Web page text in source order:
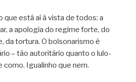
que está aí à vista de todos: a
a apologia do regime forte, do
da tortura. O bolsonarismo é
– tão autoritário quanto o lulo-
Igualinho que nem.